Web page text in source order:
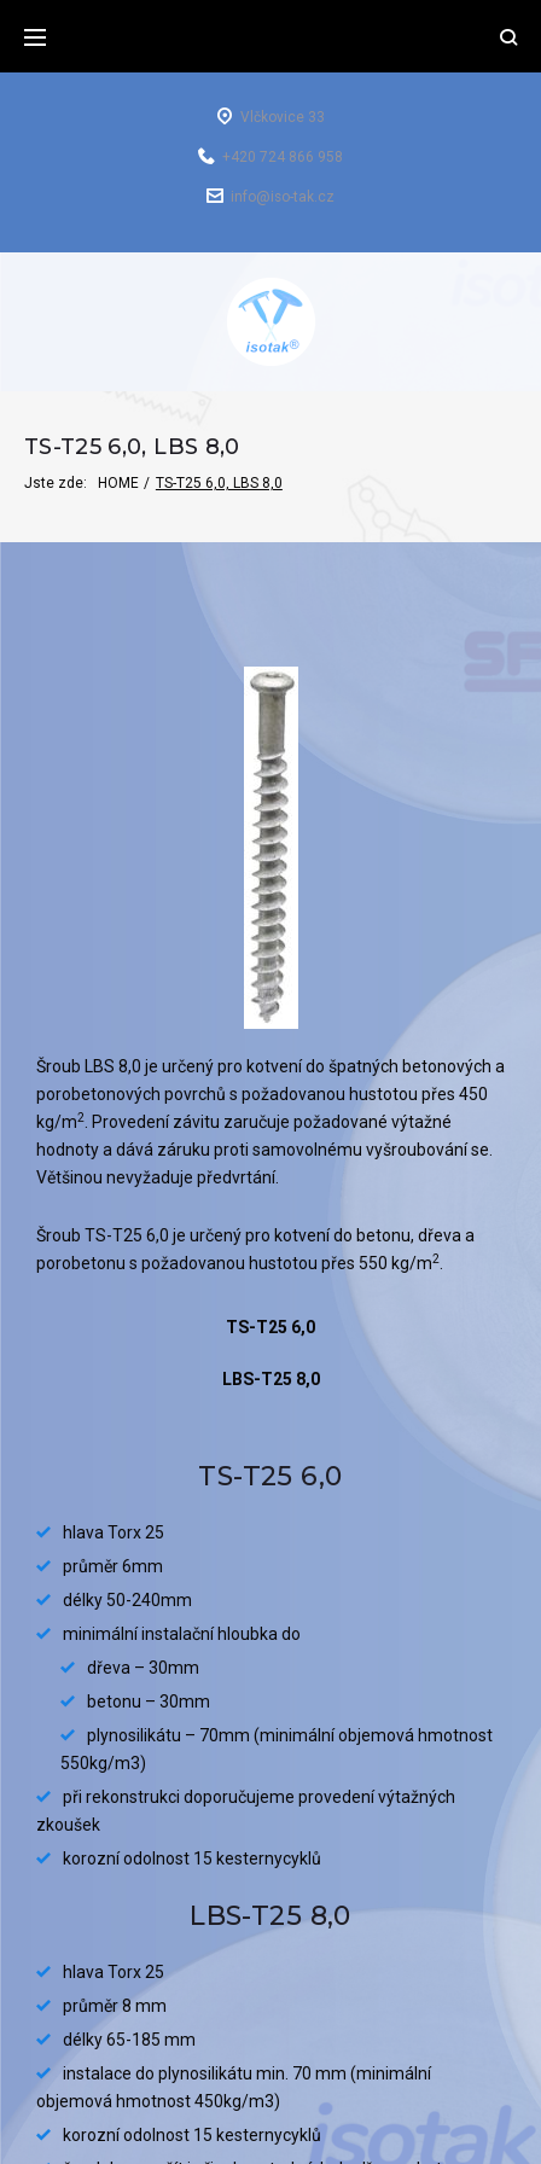
Vlčkovice 33
+420 724 866 958
info@iso-tak.cz
TS-T25 6,0, LBS 8,0
Jste zde: HOME / TS-T25 6,0, LBS 8,0
Šroub LBS 8,0 je určený pro kotvení do špatných betonových a
porobetonových povrchů s požadovanou hustotou přes 450
kg/m2. Provedení závitu zaručuje požadované výtažné
hodnoty a dává záruku proti samovolnému vyšroubování se.
Většinou nevyžaduje předvrtání.
Šroub TS-T25 6,0 je určený pro kotvení do betonu, dřeva a
porobetonu s požadovanou hustotou přes 550 kg/m2.
TS-T25 6,0
LBS-T25 8,0
TS-T25 6,0
hlava Torx 25
průměr 6mm
délky 50-240mm
minimální instalační hloubka do
dřeva – 30mm
betonu – 30mm
plynosilikátu – 70mm (minimální objemová hmotnost
550kg/m3)
při rekonstrukci doporučujeme provedení výtažných
zkoušek
korozní odolnost 15 kesternycyklů
LBS-T25 8,0
hlava Torx 25
průměr 8 mm
délky 65-185 mm
instalace do plynosilikátu min. 70 mm (minimální
objemová hmotnost 450kg/m3)
korozní odolnost 15 kesternycyklů